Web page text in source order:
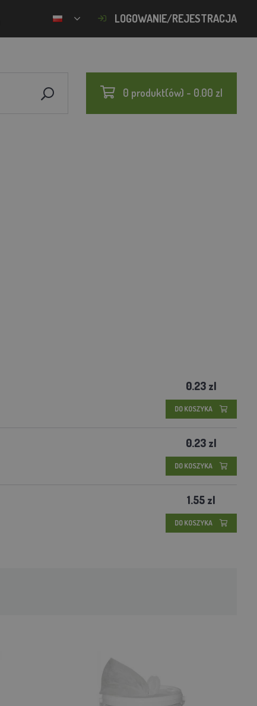
LOGOWANIE/REJESTRACJA
0 produkt(ów) - 0.00 zl
0.23 zl
DO KOSZYKA
0.23 zl
DO KOSZYKA
1.55 zl
DO KOSZYKA